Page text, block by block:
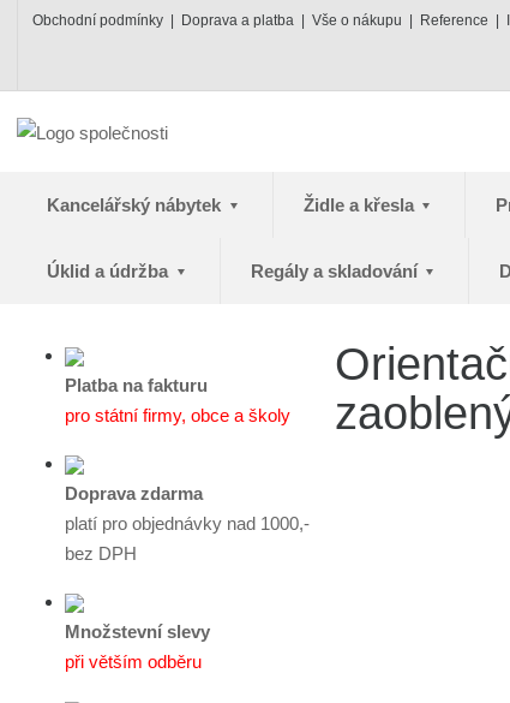
Obchodní podmínky Doprava a platba Vše o nákupu Reference
Kancelářský nábytek Židle a křesla
Úklid a údržba Regály a skladování
Platba na fakturu
pro státní firmy, obce a školy
Doprava zdarma
platí pro objednávky nad 1000,-
bez DPH
Množstevní slevy
při větším odběru